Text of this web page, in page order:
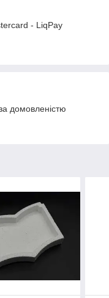
- LiqPay
домовленістю